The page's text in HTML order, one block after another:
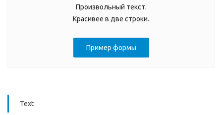
Произвольный текст.
Красивее в две строки.
Пример формы
Text